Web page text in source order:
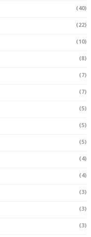
(40)
(22)
(10)
(8)
(7)
(7)
(5)
(5)
(5)
(4)
(4)
(3)
(3)
(3)